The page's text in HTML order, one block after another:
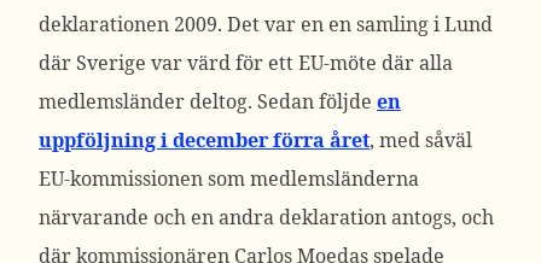
deklarationen 2009. Det var en en samling i Lund
där Sverige var värd för ett EU-möte där alla
medlemsländer deltog. Sedan följde en
uppföljning i december förra året, med såväl
EU-kommissionen som medlemsländerna
närvarande och en andra deklaration antogs, och
där kommissionären Carlos Moedas spelade